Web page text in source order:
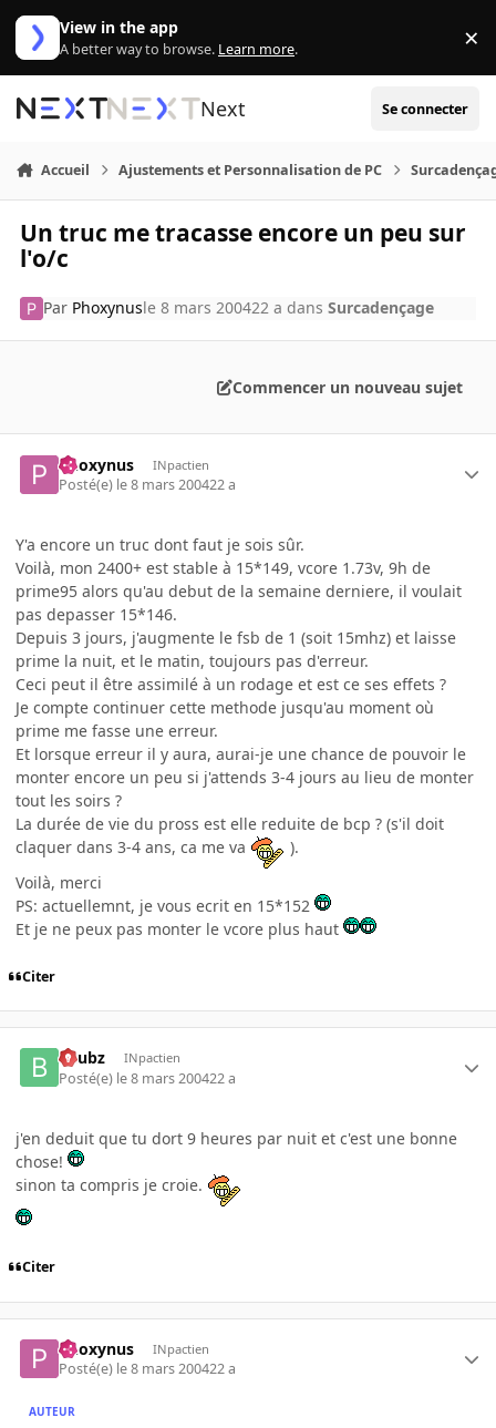
Aller au contenu
View in the app
A better way to browse. Learn more. ×
Next Se connecter
Accueil Ajustements et Personnalisation de PC
Un truc me tracasse encore un peu sur
l'o/c
Par Phoxynusle 8 mars 200422 a dansSurcadençage
Commencer un nouveau sujet
Phoxynus INpactien
Posté(e) le 8 mars 200422 a
Y'a encore un truc dont faut je sois sûr.
Voilà, mon 2400+ est stable à 15*149, vcore 1.73v, 9h de
prime95 alors qu'au debut de la semaine derniere, il voulait
pas depasser 15*146.
Depuis 3 jours, j'augmente le fsb de 1 (soit 15mhz) et laisse
prime la nuit, et le matin, toujours pas d'erreur.
Ceci peut il être assimilé à un rodage et est ce ses effets ?
Je compte continuer cette methode jusqu'au moment où
prime me fasse une erreur.
Et lorsque erreur il y aura, aurai-je une chance de pouvoir le
monter encore un peu si j'attends 3-4 jours au lieu de monter
tout les soirs ?
La durée de vie du pross est elle reduite de bcp ? (s'il doit
claquer dans 3-4 ans, ca me va
).
Voilà, merci
PS: actuellemnt, je vous ecrit en 15*152
Et je ne peux pas monter le vcore plus haut
Citer
beubz INpactien
Posté(e) le 8 mars 200422 a
j'en deduit que tu dort 9 heures par nuit et c'est une bonne
chose!
sinon ta compris je croie.
Citer
Phoxynus INpactien
Posté(e) le 8 mars 200422 a
AUTEUR